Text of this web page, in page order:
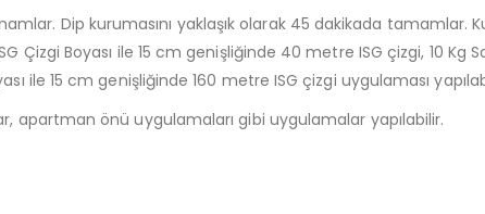
Dip kurumasını yaklaşık olarak 45 dakikada tamamlar.
Çizgi Boyası ile 15 cm genişliğinde 40 metre ISG çizgi, 10 Kg
ile 15 cm genişliğinde 160 metre ISG çizgi uygulaması
apartman önü uygulamaları gibi uygulamalar yapılabilir.